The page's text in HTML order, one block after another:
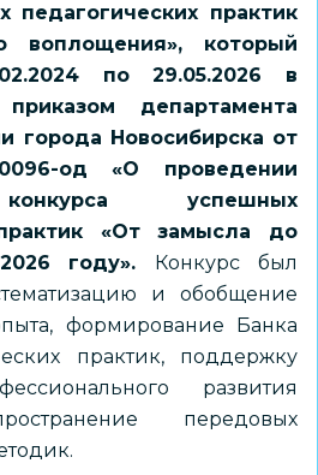
педагогических практик
который
по 29.05.2026 в
департамента
города Новосибирска от
од «О проведении
успешных
«От замысла до
году». Конкурс был
и обобщение
формирование Банка
практик, поддержку
развития
передовых